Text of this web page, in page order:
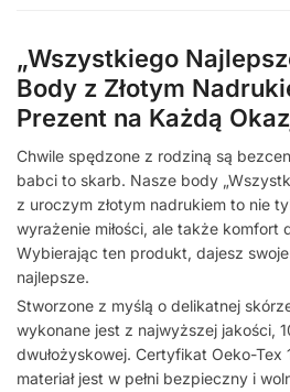
„Wszystkiego
Body z Złotym
Prezent na Każdą
Chwile spędzone z rodziną są
babci to skarb. Nasze body
z uroczym złotym nadrukiem to nie
wyrażenie miłości, ale także komfort
Wybierając ten produkt, dajesz
najlepsze.
Stworzone z myślą o delikatnej
wykonane jest z najwyższej jakości,
dwułożyskowej. Certyfikat Oeko-Tex
materiał jest w pełni bezpieczny i